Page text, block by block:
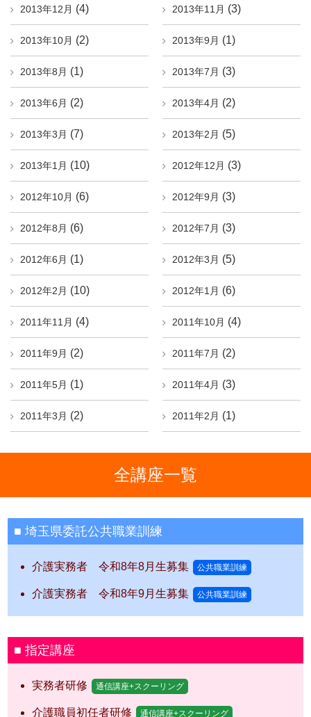
2013年12月 (4) 2013年11月 (3)
2013年10月 (2) 2013年9月 (1)
2013年8月 (1) 2013年7月 (3)
2013年6月 (2) 2013年4月 (2)
2013年3月 (7) 2013年2月 (5)
2013年1月 (10) 2012年12月 (3)
2012年10月 (6) 2012年9月 (3)
2012年8月 (6) 2012年7月 (3)
2012年6月 (1) 2012年3月 (5)
2012年2月 (10) 2012年1月 (6)
2011年11月 (4) 2011年10月 (4)
2011年9月 (2) 2011年7月 (2)
2011年5月 (1) 2011年4月 (3)
2011年3月 (2) 2011年2月 (1)
全講座一覧
埼玉県委託公共職業訓練
介護実務者 令和8年8月生募集 公共職業訓練
介護実務者 令和8年9月生募集 公共職業訓練
指定講座
実務者研修 通信講座+スクーリング
介護職員初任者研修 通信講座+スクーリング